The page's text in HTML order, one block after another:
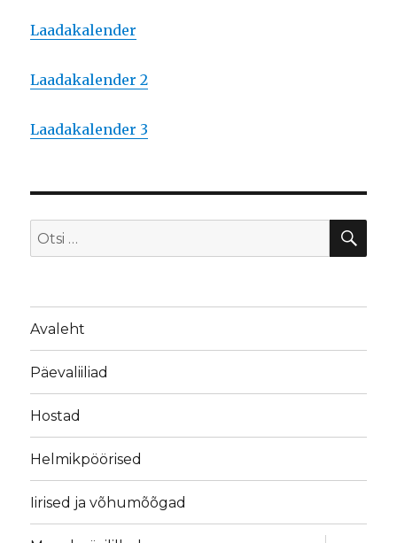
Laadakalender
Laadakalender 2
Laadakalender 3
Otsi:
Avaleht
Päevaliiliad
Hostad
Helmikpöörised
Iirised ja võhumõõgad